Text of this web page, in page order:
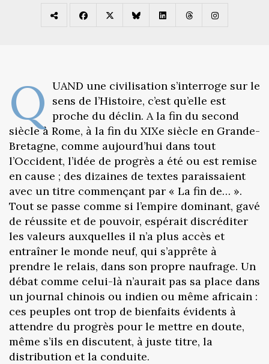
Q UAND une civilisation s’interroge sur le
sens de l’Histoire, c’est qu’elle est
proche du déclin. A la fin du second
siècle à Rome, à la fin du XIXe siècle en Grande-
Bretagne, comme aujourd’hui dans tout
l’Occident, l’idée de progrès a été ou est remise
en cause ; des dizaines de textes paraissaient
avec un titre commençant par « La fin de… ».
Tout se passe comme si l’empire dominant, gavé
de réussite et de pouvoir, espérait discréditer
les valeurs auxquelles il n’a plus accès et
entraîner le monde neuf, qui s’apprête à
prendre le relais, dans son propre naufrage. Un
débat comme celui-là n’aurait pas sa place dans
un journal chinois ou indien ou même africain :
ces peuples ont trop de bienfaits évidents à
attendre du progrès pour le mettre en doute,
même s’ils en discutent, à juste titre, la
distribution et la conduite.